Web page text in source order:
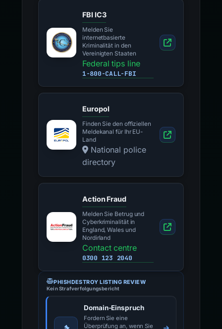
FBI IC3
Melden Sie
internetbasierte
Kriminalität in den
Vereinigten Staaten
Federal tips line
1-800-CALL-FBI
Europol
Finden Sie den offiziellen
Meldekanal für Ihr EU-
Land
National police
directory
Action Fraud
Melden Sie Betrug und
Cyberkriminalität in
England, Wales und
Nordirland
Contact centre
0300 123 2040
PHISHDESTROY LISTING REVIEW
Kein Strafverfolgungsbericht
Domain-Einspruch
Fordern Sie eine
Überprüfung an, wenn Sie